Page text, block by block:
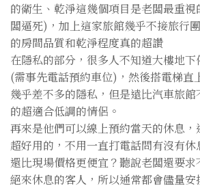
的衛生、乾淨這幾個項目是老闆最重
闆逼死)，加上這家旅館幾乎不接旅行
的房間品質和乾淨程度真的超讚
在隱私的部分，很多人不知道大樓地
(需事先電話預約車位)，然後搭電梯直
幾乎差不多的隱私，但是遠比汽車旅
的超適合低調的情侶。
再來是他們可以線上預約當天的休息
超好用的，不用一直打電話問有沒有
還比現場價格更便宜？聽說老闆還要
絕來休息的客人，所以通常都會儘量